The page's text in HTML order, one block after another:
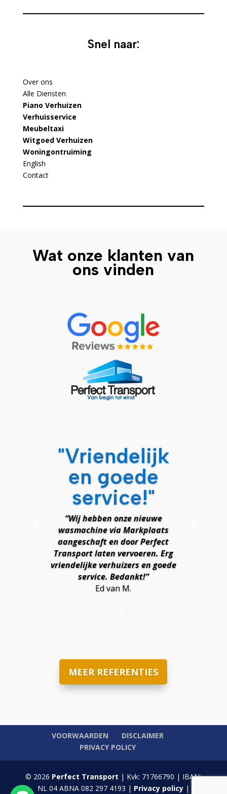
Snel naar:
Over ons
Alle Diensten
Piano Verhuizen
Verhuisservice
Meubeltaxi
Witgoed Verhuizen
Woningontruiming
English
Contact
Wat onze klanten van
ons vinden
"Vriendelijk
en goede
service!"
“Wij hebben onze nieuwe
wasmachine via Markplaats
aangeschaft en door Perfect
Transport laten vervoeren. Erg
vriendelijke verhuizers en goede
service. Bedankt!”
Ed van M.
MEER REFERENTIES
VOORWAARDEN
DISCLAIMER
PRIVACY POLICY
© 2026 Perfect Transport | Kvk: 71766790 | IBAN:
NL 04 ABNA 082 297 4193 | Privacy policy|